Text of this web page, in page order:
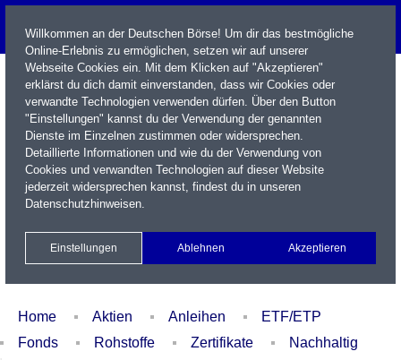
Name / WKN / ISIN / Kürzel
Xetra Realtime
Watchlist Portfolio Login
Home Aktien Anleihen
ETF/ETP
Fonds
Rohstoffe Zertifikate
Nachhaltig
Willkommen an der Deutschen Börse! Um dir das bestmögliche
Online-Erlebnis zu ermöglichen, setzen wir auf unserer
Webseite Cookies ein. Mit dem Klicken auf "Akzeptieren"
erklärst du dich damit einverstanden, dass wir Cookies oder
verwandte Technologien verwenden dürfen. Über den Button
"Einstellungen" kannst du der Verwendung der genannten
Dienste im Einzelnen zustimmen oder widersprechen.
Detaillierte Informationen und wie du der Verwendung von
Cookies und verwandten Technologien auf dieser Website
jederzeit widersprechen kannst, findest du in unseren
Datenschutzhinweisen.
Einstellungen Ablehnen Akzeptieren